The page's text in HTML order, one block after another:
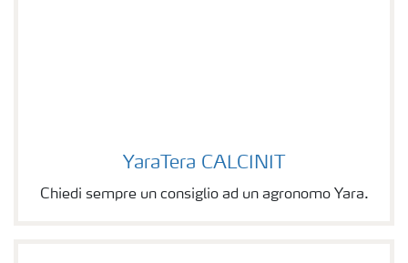
YaraTera CALCINIT
Chiedi sempre un consiglio ad un agronomo Yara.